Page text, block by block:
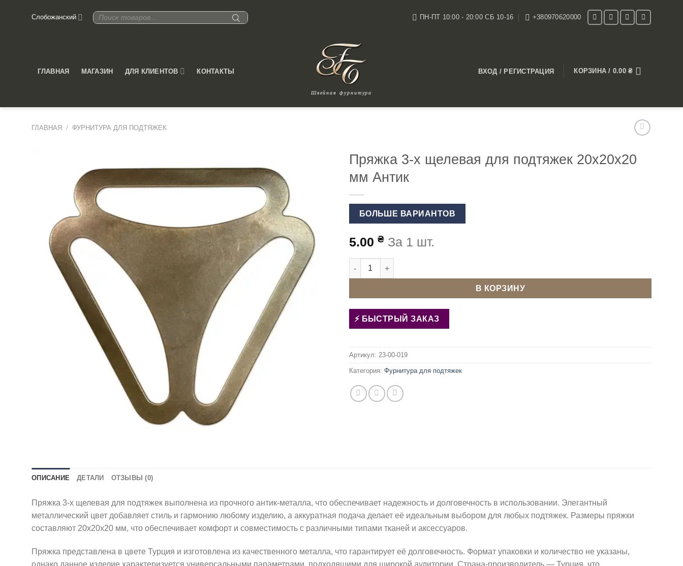
Слобожанский
Поиск
товаров
ПН-ПТ 10:00 - 20:00 СБ 10-16 +380970620000
Швейная фурнитура
ГЛАВНАЯ МАГАЗИН ДЛЯ КЛИЕНТОВ КОНТАКТЫ ВХОД / РЕГИСТРАЦИЯ КОРЗИНА / 0.00₴
ГЛАВНАЯ / ФУРНИТУРА ДЛЯ ПОДТЯЖЕК
Пряжка 3-х щелевая для подтяжек 20х20х20
мм Антик
БОЛЬШЕ ВАРИАНТОВ
5.00 ₴ За 1 шт.
Количество товара Пряжка 3-х щелевая для подтяжек 20х20х20 мм Антик
В КОРЗИНУ
БЫСТРЫЙ ЗАКАЗ
Артикул: 23-00-019
Категория: Фурнитура для подтяжек
ОПИСАНИЕ ДЕТАЛИ ОТЗЫВЫ (0)
Пряжка 3-х щелевая для подтяжек выполнена из прочного антик-металла, что обеспечивает надежность и долговечность в использовании. Элегантный
металлический цвет добавляет стиль и гармонию любому изделию, а аккуратная подача делает её идеальным выбором для любых подтяжек. Размеры пряжки
составляют 20х20х20 мм, что обеспечивает комфорт и совместимость с различными типами тканей и аксессуаров.
Пряжка представлена в цвете Турция и изготовлена из качественного металла, что гарантирует её долговечность. Формат упаковки и количество не указаны,
однако данное изделие характеризуется универсальными параметрами, подходящими для широкой аудитории. Страна-производитель — Турция, что